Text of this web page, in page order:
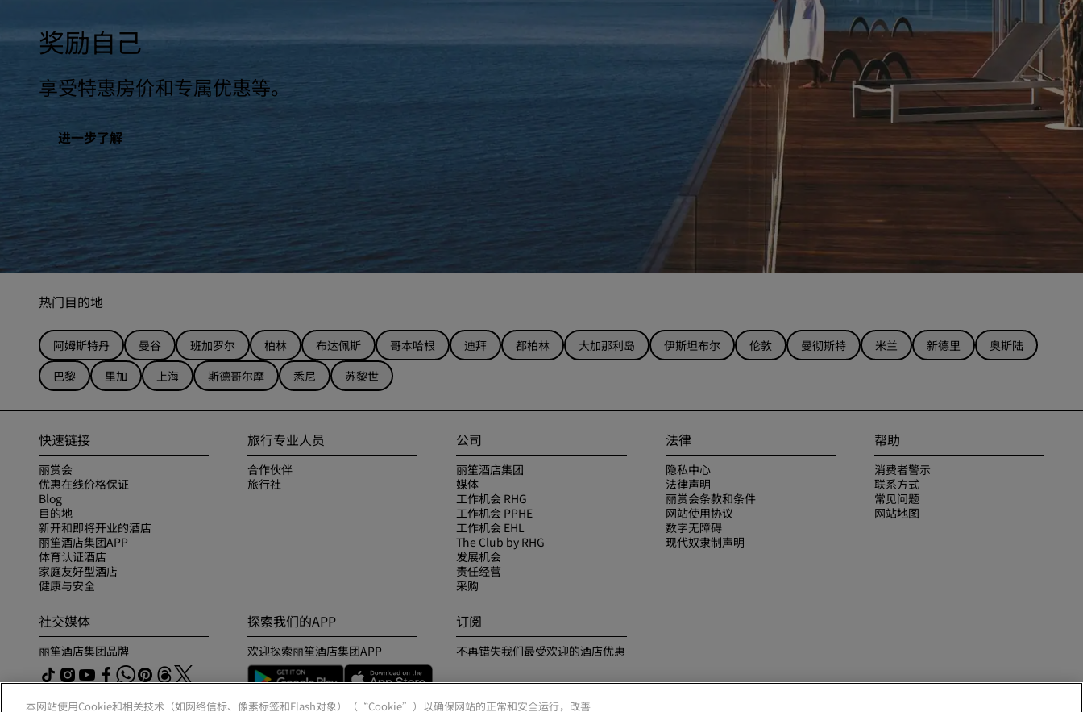
奖励自己
享受特惠房价和专属优惠等。
进一步了解
热门目的地
阿姆斯特丹 曼谷 班加罗尔 柏林 布达佩斯 哥本哈根 迪拜 都柏林 大加那利岛 伊斯坦布尔 伦敦 曼彻斯特 米兰 新德里
奥斯陆
巴黎
里加 上海 斯德哥尔摩 悉尼 苏黎世
快速链接
丽赏会
优惠在线价格保证
Blog
目的地
新开和即将开业的酒店
丽笙酒店集团APP
体育认证酒店
家庭友好型酒店
健康与安全
旅行专业人员
合作伙伴
旅行社
公司
丽笙酒店集团
媒体
工作机会 RHG
工作机会 PPHE
工作机会 EHL
The Club by RHG
发展机会
责任经营
采购
法律
隐私中心
法律声明
丽赏会条款和条件
网站使用协议
数字无障碍
现代奴隶制声明
帮助
消费者警示
联系方式
常见问题
网站地图
社交媒体
丽笙酒店集团品牌
探索我们的APP
欢迎探索丽笙酒店集团APP
订阅
不再错失我们最受欢迎的酒店优惠
本网站使用Cookie和相关技术（如网络信标、像素标签和Flash对象）（“Cookie”）以确保网站的正常和安全运行，改善